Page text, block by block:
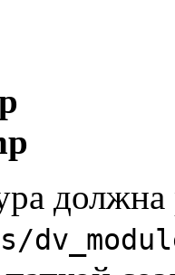
должна